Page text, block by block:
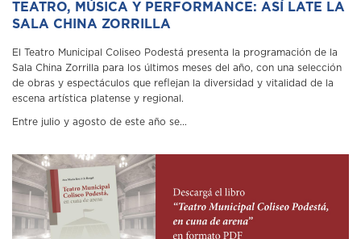
TEATRO, MÚSICA Y PERFORMANCE: ASÍ LATE LA
SALA CHINA ZORRILLA
El Teatro Municipal Coliseo Podestá presenta la programación de la
Sala China Zorrilla para los últimos meses del año, con una selección
de obras y espectáculos que reflejan la diversidad y vitalidad de la
escena artística platense y regional.
Entre julio y agosto de este año se...